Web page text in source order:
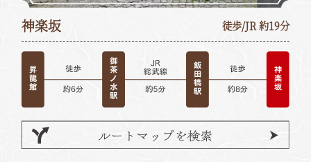
神楽坂 徒歩/JR 約19分